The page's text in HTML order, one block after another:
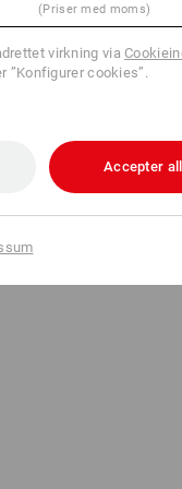
(Priser med moms)
virkning via
”Konfigurer cookies”.
Accepter